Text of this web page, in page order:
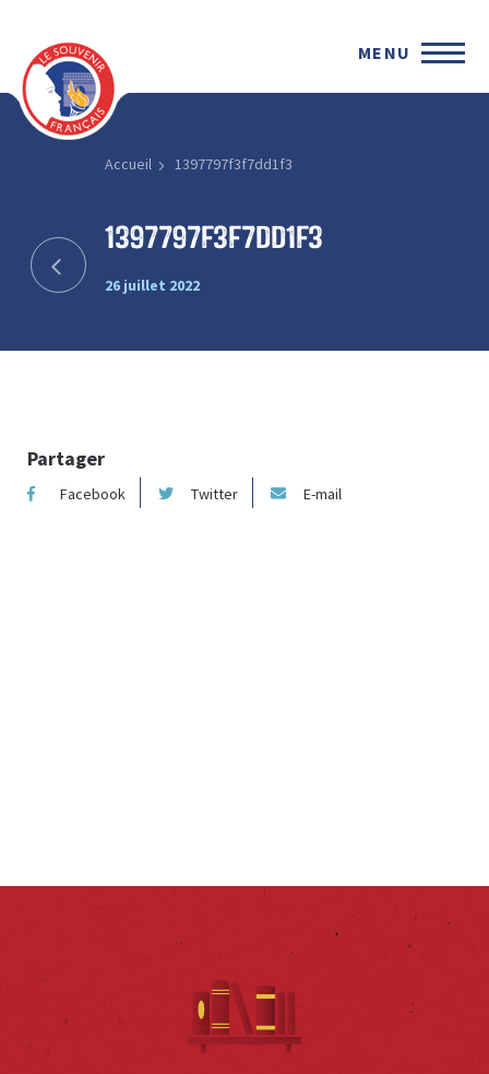
MENU
Accueil 1397797f3f7dd1f3
1397797f3f7dd1f3
26 juillet 2022
Partager
Facebook Twitter E-mail